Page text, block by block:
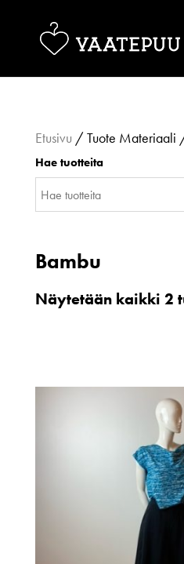
Etusivu / Tuote Materiaali
Hae tuotteita
Bambu
Näytetään kaikki 2